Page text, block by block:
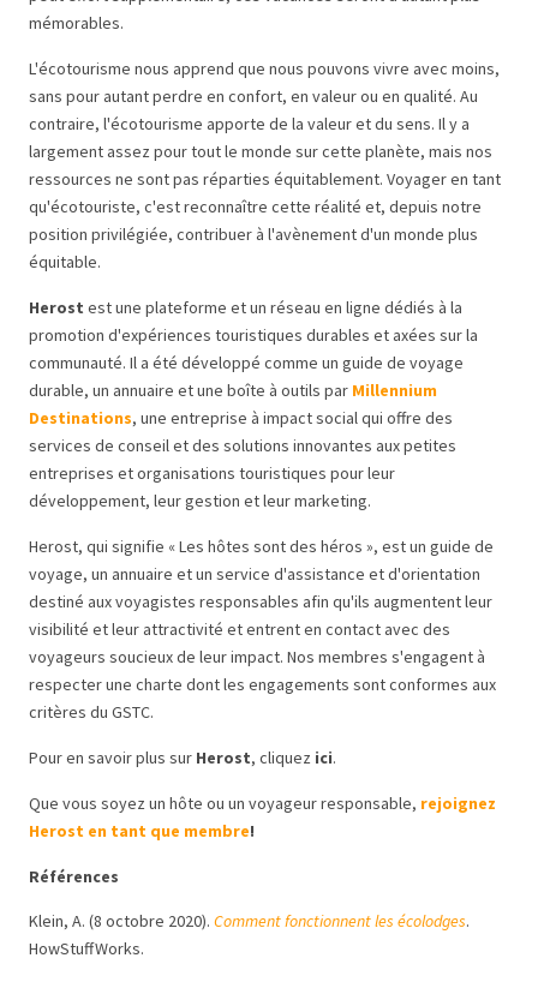
mémorables.
L'écotourisme nous apprend que nous pouvons vivre avec moins,
sans pour autant perdre en confort, en valeur ou en qualité. Au
contraire, l'écotourisme apporte de la valeur et du sens. Il y a
largement assez pour tout le monde sur cette planète, mais nos
ressources ne sont pas réparties équitablement. Voyager en tant
qu'écotouriste, c'est reconnaître cette réalité et, depuis notre
position privilégiée, contribuer à l'avènement d'un monde plus
équitable.
Herost est une plateforme et un réseau en ligne dédiés à la
promotion d'expériences touristiques durables et axées sur la
communauté. Il a été développé comme un guide de voyage
durable, un annuaire et une boîte à outils par Millennium
Destinations, une entreprise à impact social qui offre des
services de conseil et des solutions innovantes aux petites
entreprises et organisations touristiques pour leur
développement, leur gestion et leur marketing.
Herost, qui signifie « Les hôtes sont des héros », est un guide de
voyage, un annuaire et un service d'assistance et d'orientation
destiné aux voyagistes responsables afin qu'ils augmentent leur
visibilité et leur attractivité et entrent en contact avec des
voyageurs soucieux de leur impact. Nos membres s'engagent à
respecter une charte dont les engagements sont conformes aux
critères du GSTC.
Pour en savoir plus sur Herost, cliquez ici.
Que vous soyez un hôte ou un voyageur responsable, rejoignez
Herost en tant que membre!
Références
Klein, A. (8 octobre 2020). Comment fonctionnent les écolodges.
HowStuffWorks.